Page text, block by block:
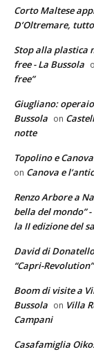
Corto Maltese
D’Oltremare,
Stop alla plastica
free - La Bussola
free”
Giugliano:
Bussola on
notte
Topolino e
on Canova e
Renzo Arbore a
bella del mondo”
la II edizione del
David di
“Capri-
Boom di visite a
Bussola on Villa
Campani
Casafamiglia